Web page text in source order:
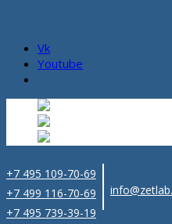
Vk
Youtube
+7 495 109-70-69
+7 499 116-70-69
+7 495 739-39-19